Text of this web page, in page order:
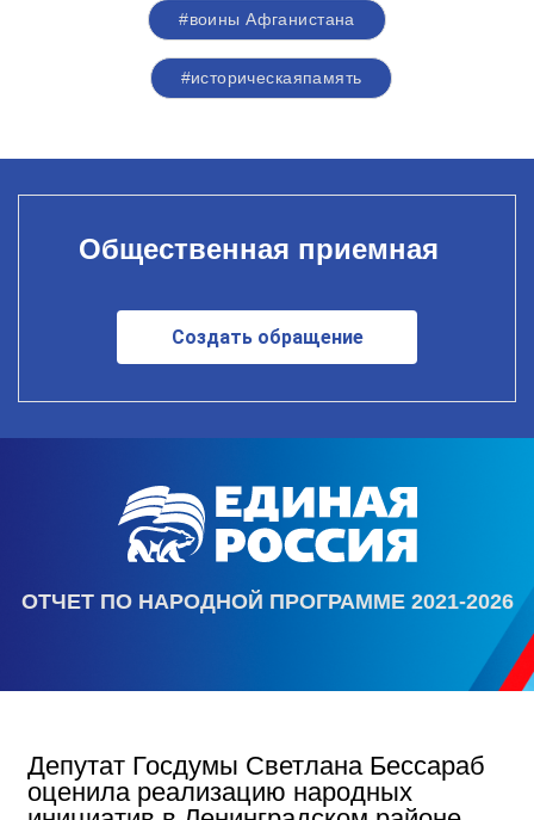
#воины Афганистана
#историческаяпамять
Общественная приемная
Создать обращение
ОТЧЕТ ПО НАРОДНОЙ ПРОГРАММЕ 2021-2026
Депутат Госдумы Светлана Бессараб
оценила реализацию народных